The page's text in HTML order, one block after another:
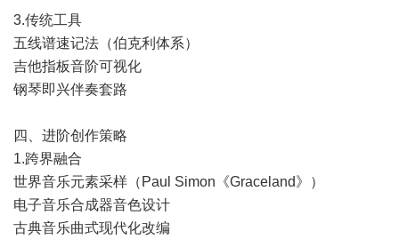
3.传统工具
五线谱速记法（伯克利体系）
吉他指板音阶可视化
钢琴即兴伴奏套路
四、进阶创作策略
1.跨界融合
世界音乐元素采样（Paul Simon《Graceland》）
电子音乐合成器音色设计
古典音乐曲式现代化改编